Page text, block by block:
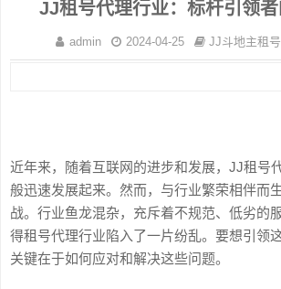
JJ租号代理行业：标杆引领
admin 2024-04-25 JJ斗地主租号
近年来，随着互联网的进步和发展，JJ租号
般迅速发展起来。然而，与行业繁荣相伴而
战。行业鱼龙混杂，充斥着不规范、低劣的
得租号代理行业陷入了一片纷乱。要想引领
关键在于如何应对和解决这些问题。